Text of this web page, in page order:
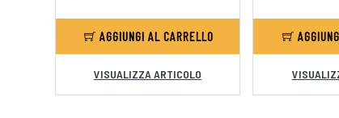
AGGIUNGI AL CARRELLO
VISUALIZZA ARTICOLO